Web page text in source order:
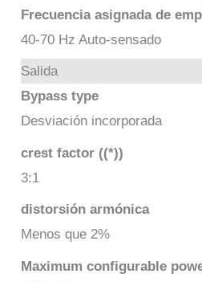
Frecuencia asignada de
40-70 Hz Auto-sensado
Salida
Bypass type
Desviación incorporada
crest factor ((*))
3:1
distorsión armónica
Menos que 2%
Maximum configurable